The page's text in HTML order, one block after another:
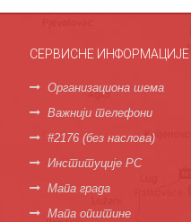
СЕРВИСНЕ ИНФОРМАЦИЈЕ
Организациона шема
Важнији телефони
#2176 (без наслова)
Институције РС
Мапа града
Мапа општине